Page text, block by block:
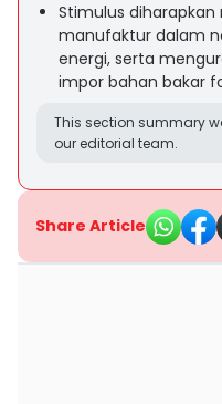
Stimulus
manufaktur dalam
energi, serta
impor bahan bakar
This section summary
our editorial team.
Share Article